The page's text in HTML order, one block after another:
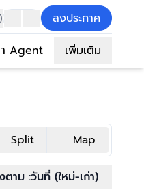
ลงประกาศ
Agent เพิ่มเติม
Split Map
ตาม :วันที่ (ใหม่-เก่า)